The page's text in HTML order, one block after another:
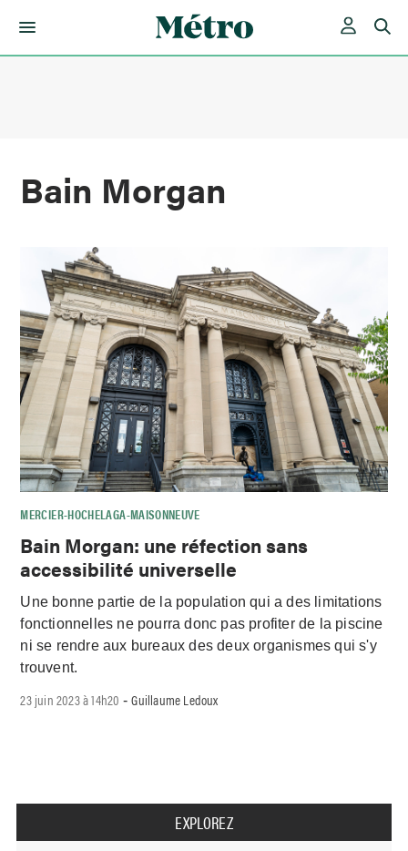
Bain Morgan
MERCIER-HOCHELAGA-MAISONNEUVE
Bain Morgan: une réfection sans
accessibilité universelle
Une bonne partie de la population qui a des limitations
fonctionnelles ne pourra donc pas profiter de la piscine
ni se rendre aux bureaux des deux organismes qui s'y
trouvent.
23 juin 2023 à 14h20 -Guillaume Ledoux
EXPLOREZ